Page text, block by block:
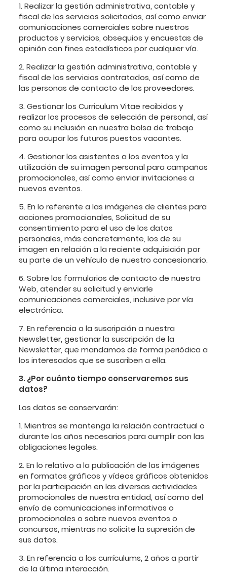
1. Realizar la gestión administrativa, contable y
fiscal de los servicios solicitados, así como enviar
comunicaciones comerciales sobre nuestros
productos y servicios, obsequios y encuestas de
opinión con fines estadísticos por cualquier vía.
2. Realizar la gestión administrativa, contable y
fiscal de los servicios contratados, así como de
las personas de contacto de los proveedores.
3. Gestionar los Curriculum Vitae recibidos y
realizar los procesos de selección de personal, así
como su inclusión en nuestra bolsa de trabajo
para ocupar los futuros puestos vacantes.
4. Gestionar los asistentes a los eventos y la
utilización de su imagen personal para campañas
promocionales, así como enviar invitaciones a
nuevos eventos.
5. En lo referente a las imágenes de clientes para
acciones promocionales, Solicitud de su
consentimiento para el uso de los datos
personales, más concretamente, los de su
imagen en relación a la reciente adquisición por
su parte de un vehículo de nuestro concesionario.
6. Sobre los formularios de contacto de nuestra
Web, atender su solicitud y enviarle
comunicaciones comerciales, inclusive por vía
electrónica.
7. En referencia a la suscripción a nuestra
Newsletter, gestionar la suscripción de la
Newsletter, que mandamos de forma periódica a
los interesados que se suscriben a ella.
3. ¿Por cuánto tiempo conservaremos sus
datos?
Los datos se conservarán:
1. Mientras se mantenga la relación contractual o
durante los años necesarios para cumplir con las
obligaciones legales.
2. En lo relativo a la publicación de las imágenes
en formatos gráficos y vídeos gráficos obtenidos
por la participación en las diversas actividades
promocionales de nuestra entidad, así como del
envío de comunicaciones informativas o
promocionales o sobre nuevos eventos o
concursos, mientras no solicite la supresión de
sus datos.
3. En referencia a los currículums, 2 años a partir
de la última interacción.